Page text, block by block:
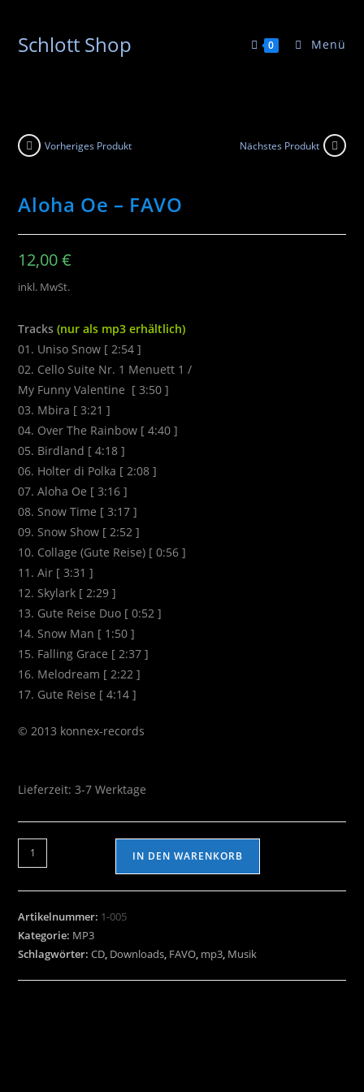
Schlott Shop 0 Menü
Vorheriges Produkt Nächstes Produkt
Aloha Oe – FAVO
12,00€
inkl. MwSt.
Tracks(nur als mp3 erhältlich)
01. Uniso Snow [ 2:54 ]
02. Cello Suite Nr. 1 Menuett 1 /
My Funny Valentine [ 3:50 ]
03. Mbira [ 3:21 ]
04. Over The Rainbow [ 4:40 ]
05. Birdland [ 4:18 ]
06. Holter di Polka [ 2:08 ]
07. Aloha Oe [ 3:16 ]
08. Snow Time [ 3:17 ]
09. Snow Show [ 2:52 ]
10. Collage (Gute Reise) [ 0:56 ]
11. Air [ 3:31 ]
12. Skylark [ 2:29 ]
13. Gute Reise Duo [ 0:52 ]
14. Snow Man [ 1:50 ]
15. Falling Grace [ 2:37 ]
16. Melodream [ 2:22 ]
17. Gute Reise [ 4:14 ]
© 2013 konnex-records
Lieferzeit:3-7 Werktage
IN DEN WARENKORB
Artikelnummer: 1-005
Kategorie: MP3
Schlagwörter:CD, Downloads, FAVO, mp3, Musik